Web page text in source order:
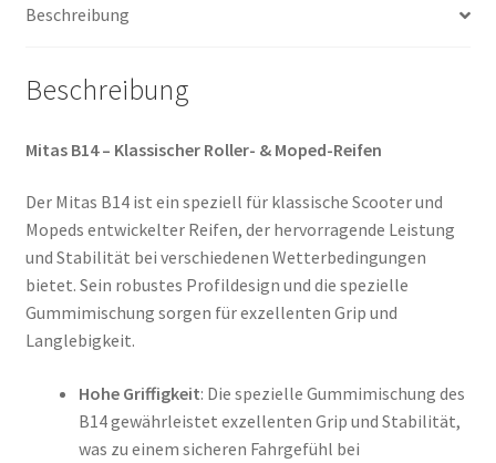
Beschreibung
Beschreibung
Mitas B14 – Klassischer Roller- & Moped-Reifen
Der Mitas B14 ist ein speziell für klassische Scooter und
Mopeds entwickelter Reifen, der hervorragende Leistung
und Stabilität bei verschiedenen Wetterbedingungen
bietet. Sein robustes Profildesign und die spezielle
Gummimischung sorgen für exzellenten Grip und
Langlebigkeit.
Hohe Griffigkeit: Die spezielle Gummimischung des
B14 gewährleistet exzellenten Grip und Stabilität,
was zu einem sicheren Fahrgefühl bei